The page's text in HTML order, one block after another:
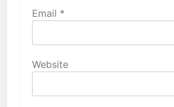
Email *
Website